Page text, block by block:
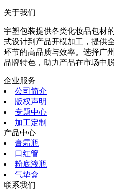
关于我们
宇塑包装提供各类化妆品包材
式设计到产品开模加工，提供
环节的高品质与效率。选择广
品牌特色，助力产品在市场中
企业服务
公司简介
版权声明
专题中心
加工定制
产品中心
膏霜瓶
口红管
粉底液瓶
气垫盒
联系我们